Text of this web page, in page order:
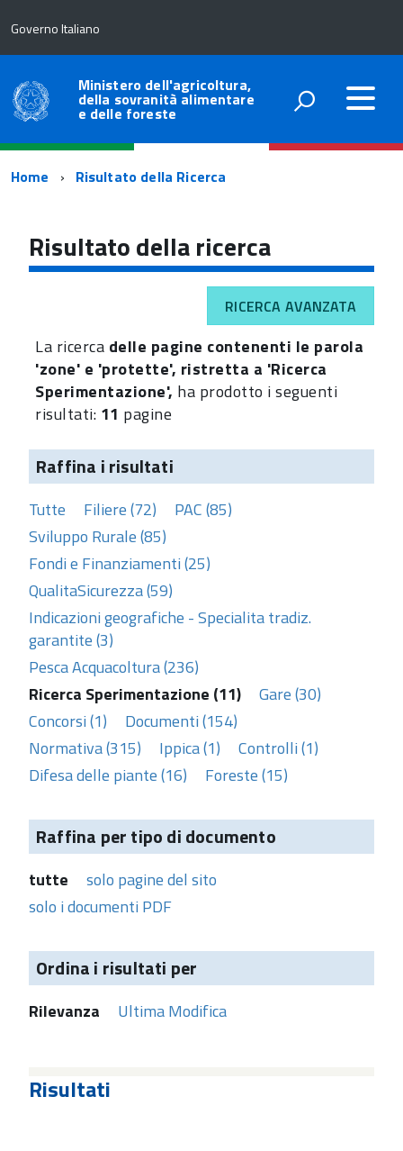
Governo Italiano
Ministero dell'agricoltura,
della sovranità alimentare
e delle foreste
Percorso
navigazione
Home Risultato della Ricerca
Risultato della ricerca
RICERCA AVANZATA
La ricerca delle pagine contenenti le parola
'zone' e 'protette', ristretta a 'Ricerca
Sperimentazione', ha prodotto i seguenti
risultati: 11 pagine
Raffina i risultati
Tutte Filiere (72)
PAC (85)
Sviluppo Rurale (85)
Fondi e Finanziamenti (25)
QualitaSicurezza (59)
Indicazioni geografiche - Specialita tradiz.
garantite (3)
Pesca Acquacoltura (236)
Ricerca Sperimentazione (11)
Gare (30)
Concorsi (1)
Documenti (154)
Normativa (315)
Ippica (1)
Controlli (1)
Difesa delle piante (16)
Foreste (15)
Raffina per tipo di documento
tutte
solo pagine del sito
solo i documenti PDF
Ordina i risultati per
Rilevanza Ultima Modifica
Risultati